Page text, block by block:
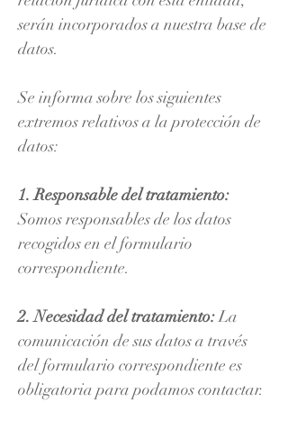
serán incorporados a nuestra base de
datos.
Se informa sobre los siguientes
extremos relativos a la protección de
datos:
1. Responsable del tratamiento:
Somos responsables de los datos
recogidos en el formulario
correspondiente.
2. Necesidad del tratamiento:La
comunicación de sus datos a través
del formulario correspondiente es
obligatoria para podamos contactar.